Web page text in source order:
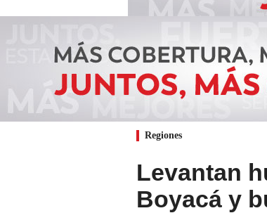
Regiones
Levantan
Boyacá y